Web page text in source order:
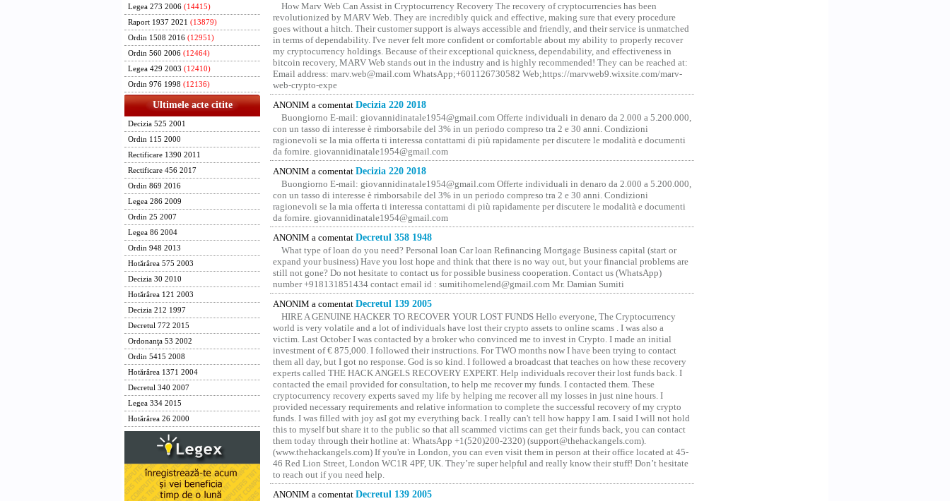
Legea 273 2006 (14415)
Raport 1937 2021 (13879)
Ordin 1508 2016 (12951)
Ordin 560 2006 (12464)
Legea 429 2003 (12410)
Ordin 976 1998 (12136)
Ultimele acte citite
Decizia 525 2001
Ordin 115 2000
Rectificare 1390 2011
Rectificare 456 2017
Ordin 869 2016
Legea 286 2009
Ordin 25 2007
Legea 86 2004
Ordin 948 2013
Hotărârea 575 2003
Decizia 30 2010
Hotărârea 121 2003
Decizia 212 1997
Decretul 772 2015
Ordonanţa 53 2002
Ordin 5415 2008
Hotărârea 1371 2004
Decretul 340 2007
Legea 334 2015
Hotărârea 26 2000
How Marv Web Can Assist in Cryptocurrency Recovery The recovery of cryptocurrencies has been
revolutionized by MARV Web. They are incredibly quick and effective, making sure that every procedure
goes without a hitch. Their customer support is always accessible and friendly, and their service is unmatched
in terms of dependability. I've never felt more confident or comfortable about my ability to properly recover
my cryptocurrency holdings. Because of their exceptional quickness, dependability, and effectiveness in
bitcoin recovery, MARV Web stands out in the industry and is highly recommended! They can be reached at:
Email address: marv.web@mail.com WhatsApp;+601126730582 Web;https://marvweb9.wixsite.com/marv-
web-crypto-expe
ANONIM a comentat Decizia 220 2018
Buongiorno E-mail: giovannidinatale1954@­gmail.­com Offerte individuali in denaro da 2.000 a 5.200.000,
con un tasso di interesse è rimborsabile del 3% in un periodo compreso tra 2 e 30 anni. Condizioni
ragionevoli se la mia offerta ti interessa contattami di più rapidamente per discutere le modalità e documenti
da fornire. giovannidinatale1954@­gmail.­com
ANONIM a comentat Decizia 220 2018
Buongiorno E-mail: giovannidinatale1954@­gmail.­com Offerte individuali in denaro da 2.000 a 5.200.000,
con un tasso di interesse è rimborsabile del 3% in un periodo compreso tra 2 e 30 anni. Condizioni
ragionevoli se la mia offerta ti interessa contattami di più rapidamente per discutere le modalità e documenti
da fornire. giovannidinatale1954@­gmail.­com
ANONIM a comentat Decretul 358 1948
What type of loan do you need? Personal loan Car loan Refinancing Mortgage Business capital (start or
expand your business) Have you lost hope and think that there is no way out, but your financial problems are
still not gone? Do not hesitate to contact us for possible business cooperation. Contact us (WhatsApp)
number +918131851434 contact email id : sumitihomelend@gmail.com Mr. Damian Sumiti
ANONIM a comentat Decretul 139 2005
HIRE A GENUINE HACKER TO RECOVER YOUR LOST FUNDS Hello everyone, The Cryptocurrency
world is very volatile and a lot of individuals have lost their crypto assets to online scams . I was also a
victim. Last October I was contacted by a broker who convinced me to invest in Crypto. I made an initial
investment of € 875,000. I followed their instructions. For TWO months now I have been trying to contact
them all day, but I got no response. God is so kind. I followed a broadcast that teaches on how these recovery
experts called THE HACK ANGELS RECOVERY EXPERT. Help individuals recover their lost funds back. I
contacted the email provided for consultation, to help me recover my funds. I contacted them. These
cryptocurrency recovery experts saved my life by helping me recover all my losses in just nine hours. I
provided necessary requirements and relative information to complete the successful recovery of my crypto
funds. I was filled with joy asI got my everything back. I really can't tell how happy I am. I said I will not hold
this to myself but share it to the public so that all scammed victims can get their funds back, you can contact
them today through their hotline at: WhatsApp +1(520)200-2320) (support@thehackangels.com).
(www.thehackangels.com) If you're in London, you can even visit them in person at their office located at 45-
46 Red Lion Street, London WC1R 4PF, UK. They’re super helpful and really know their stuff! Don’t hesitate
to reach out if you need help.
ANONIM a comentat Decretul 139 2005